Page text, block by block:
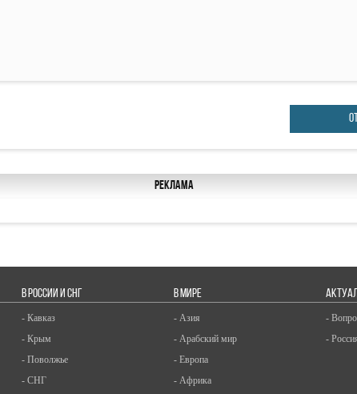
Реклама
В РОССИИ И СНГ
- Кавказ
- Крым
- Поволжье
- СНГ
В МИРЕ
- Азия
- Арабский мир
- Европа
- Африка
-
-